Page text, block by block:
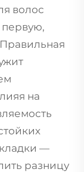
волос
первую,
на
—
разницу